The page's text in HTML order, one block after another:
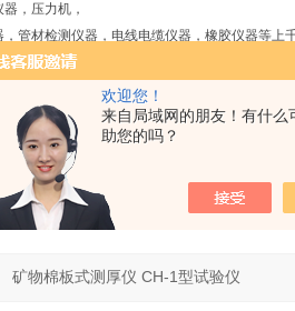
欢迎您！
来自局域网的朋友！有什么
助您的吗？
，压力机，
管材检测仪器，电线电缆仪器，橡胶仪器等
现新产品开发的高起点，产品不断*，不断更
新建试验室的总体规划设计，仪器设备成套
仪器设备，严把质量关，价格更优惠。
质保一年，大件产品均提供免费上门服务，小件
信经营、服务至上"的经营宗旨，以*的技术，